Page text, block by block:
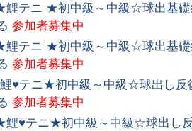
テニ ★初中級～中級☆球出基礎
参加者募集中
テニ ★初中級～中級☆球出基礎
参加者募集中
♥テニ★初中級～中級☆球出し反
参加者募集中
♥テニ★初中級～中級☆球出し